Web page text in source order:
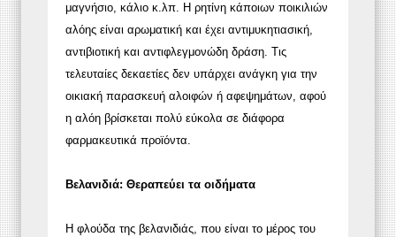
μαγνήσιο, κάλιο κ.λπ. Η ρητίνη κάποιων ποικιλιών
αλόης είναι αρωματική και έχει αντιμυκητιασική,
αντιβιοτική και αντιφλεγμονώδη δράση. Τις
τελευταίες δεκαετίες δεν υπάρχει ανάγκη για την
οικιακή παρασκευή αλοιφών ή αφεψημάτων, αφού
η αλόη βρίσκεται πολύ εύκολα σε διάφορα
φαρμακευτικά προϊόντα.
Βελανιδιά: Θεραπεύει τα οιδήματα
Η φλούδα της βελανιδιάς, που είναι το μέρος του